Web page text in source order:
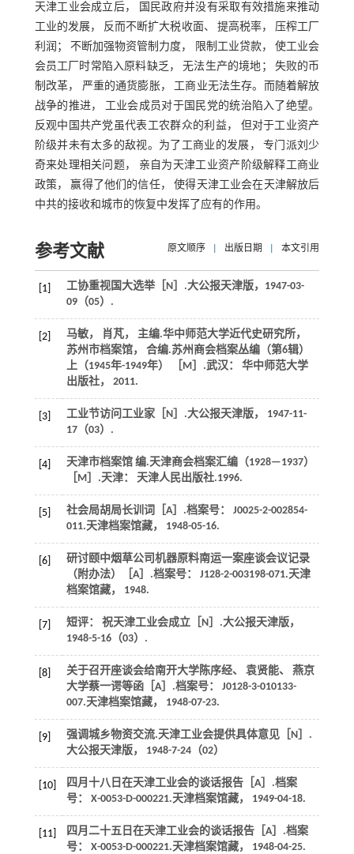
天津工业会成立后， 国民政府并没有采取有效措施来推动
工业的发展， 反而不断扩大税收面、 提高税率， 压榨工厂
利润； 不断加强物资管制力度， 限制工业贷款， 使工业会
会员工厂时常陷入原料缺乏， 无法生产的境地； 失败的币
制改革， 严重的通货膨胀， 工商业无法生存。而随着解放
战争的推进， 工业会成员对于国民党的统治陷入了绝望。
反观中国共产党虽代表工农群众的利益， 但对于工业资产
阶级并未有太多的敌视。为了工商业的发展， 专门派刘少
奇来处理相关问题， 亲自为天津工业资产阶级解释工商业
政策， 赢得了他们的信任， 使得天津工业会在天津解放后
中共的接收和城市的恢复中发挥了应有的作用。
参考文献 原文顺序 出版日期 本文引用
[1] 工协重视国大选举［N］.大公报天津版，1947-03-
09（05）.
[2]
马敏， 肖芃， 主编.华中师范大学近代史研究所，
苏州市档案馆， 合编.苏州商会档案丛编（第6辑）
上（1945年-1949年） ［M］.武汉： 华中师范大学
出版社， 2011.
[3] 工业节访问工业家［N］.大公报天津版， 1947-11-
17（03）.
[4] 天津市档案馆 编.天津商会档案汇编（1928—1937）
［M］.天津： 天津人民出版社.1996.
[5] 社会局胡局长训词［A］.档案号： J0025-2-002854-
011.天津档案馆藏， 1948-05-16.
[6]
研讨颐中烟草公司机器原料南运一案座谈会议记录
（附办法）［A］.档案号： J128-2-003198-071.天津
档案馆藏， 1948.
[7] 短评： 祝天津工业会成立［N］.大公报天津版，
1948-5-16（03）.
[8]
关于召开座谈会给南开大学陈序经、 袁贤能、 燕京
大学蔡一谔等函［A］.档案号： J0128-3-010133-
007.天津档案馆藏， 1948-07-23.
[9]
强调城乡物资交流.天津工业会提供具体意见［N］.
大公报天津版， 1948-7-24（02）
[10] 四月十八日在天津工业会的谈话报告［A］.档案
号： X-0053-D-000221.天津档案馆藏， 1949-04-18.
[11] 四月二十五日在天津工业会的谈话报告［A］.档案
号： X-0053-D-000221.天津档案馆藏， 1948-04-25.